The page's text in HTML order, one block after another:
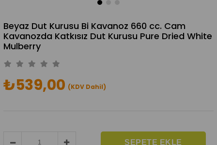
Beyaz Dut Kurusu Bi Kavanoz 660 cc. Cam
Kavanozda Katkısız Dut Kurusu Pure Dried White
Mulberry
₺539,00 (KDV Dahil)